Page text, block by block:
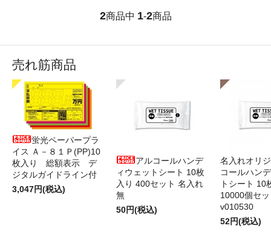
2商品中 1-2商品
売れ筋商品
蛍光ペーパープラ
イス Ａ－８１Ｐ(PP)10
枚入り 総額表示 デ
ジタルガイドライン付
3,047円(税込)
アルコールハンデ
ィウェットシート 10枚
入り 400セット 名入れ
無
50円(税込)
名入れオリ
コールハン
トシート 10
10000個セ
v010530
52円(税込)